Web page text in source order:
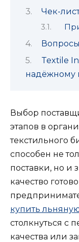
Чек-
Textile
надёжному
Выбор
этапов в
текстильного
способен не
поставки, но и
качество
купить
столкнуться с
качества или